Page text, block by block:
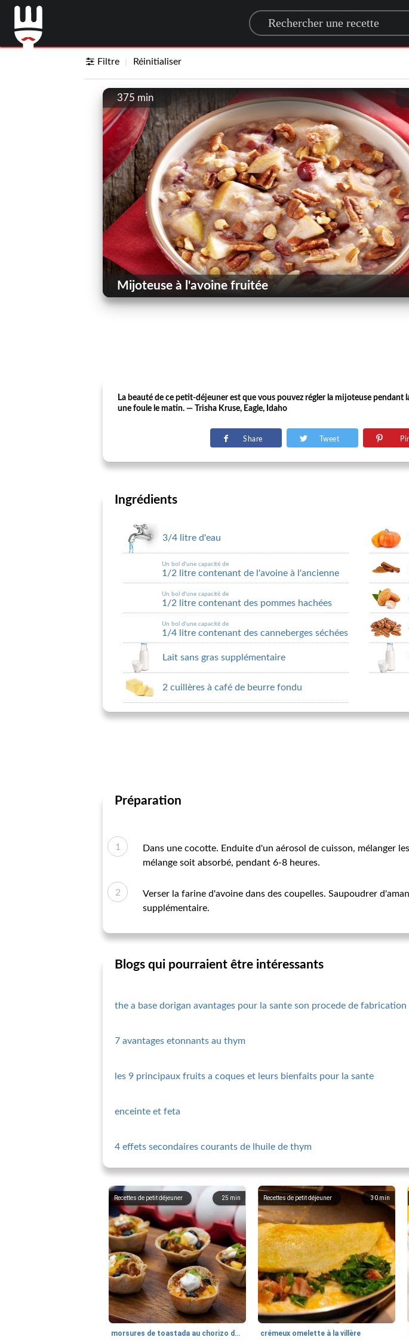
Search for a recipe
Filtre Réinitialiser
375 min
Mijoteuse à l'avoine fruitée
La beauté de ce petit-déjeuner est que vous pouvez régler la mijoteuse
une foule le matin. — Trisha Kruse, Eagle, Idaho
Share Tweet
Ingrédients
3/4 litre d'eau
Un bol d'une capacité de
1/2 litre contenant de l'avoine à l'ancienne
Un bol d'une capacité de
1/2 litre contenant des pommes hachées
Un bol d'une capacité de
1/4 litre contenant des canneberges séchées
Lait sans gras supplémentaire
2 cuillères à café de beurre fondu
Préparation
Dans une cocotte. Enduite d'un aérosol de cuisson, mélanger
mélange soit absorbé, pendant 6-8 heures.
Verser la farine d'avoine dans des coupelles. Saupoudrer
supplémentaire.
Blogs qui pourraient être intéressants
the a base dorigan avantages pour la sante son procede de
7 avantages etonnants au thym
les 9 principaux fruits a coques et leurs bienfaits pour la sante
enceinte et feta
4 effets secondaires courants de lhuile de thym
25 min
Recettes de petit déjeuner
morsures de toastada au chorizo ​​du sud-ouest
30 min
Recettes de petit déjeuner
crémeux omelette à la villère